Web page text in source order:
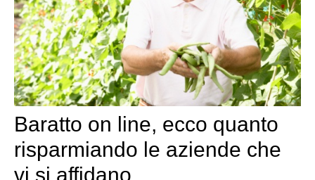
Baratto on line, ecco quanto
risparmiando le aziende che
vi si affidano